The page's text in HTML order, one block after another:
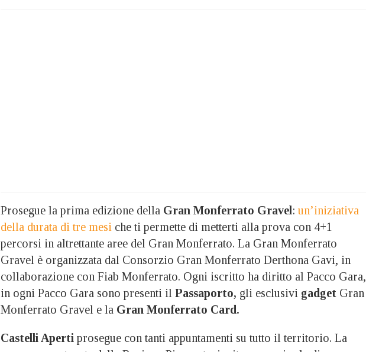
Prosegue la prima edizione della Gran Monferrato Gravel: un’iniziativa
della durata di tre mesi che ti permette di metterti alla prova con 4+1
percorsi in altrettante aree del Gran Monferrato. La Gran Monferrato
Gravel è organizzata dal Consorzio Gran Monferrato Derthona Gavi, in
collaborazione con Fiab Monferrato. Ogni iscritto ha diritto al Pacco Gara,
in ogni Pacco Gara sono presenti il Passaporto, gli esclusivi gadget Gran
Monferrato Gravel e la Gran Monferrato Card.
Castelli Aperti prosegue con tanti appuntamenti su tutto il territorio. La